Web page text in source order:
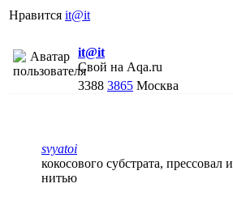
Нравится it@it
it@it
Свой на Aqa.ru
3388 3865 Москва
svyatoi
кокосового субстрата, прессовал
нитью